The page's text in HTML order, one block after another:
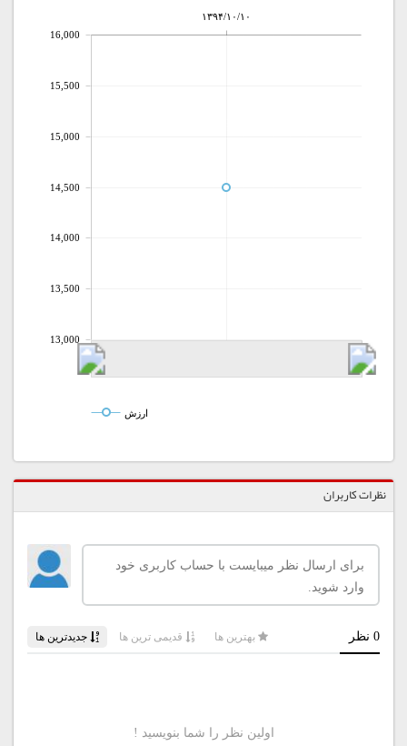
۱۳۹۴/۱۰/۱۰
13,000
13,500
14,000
14,500
15,000
15,500
16,000
ارزش
نظرات کاربران